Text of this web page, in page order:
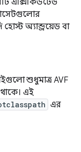
এক্সিকিউটেড
অ্যান্ড্রয়েড বা
শুধুমাত্র AVF
এই
এর